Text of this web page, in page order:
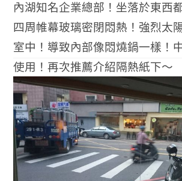
內湖知名企業總部！坐落於東西
四周帷幕玻璃密閉悶熱！強烈太
室中！導致內部像悶燒鍋一樣！
使用！再次推薦介紹隔熱紙下～
(閱讀全文…)
0 COMMENTS